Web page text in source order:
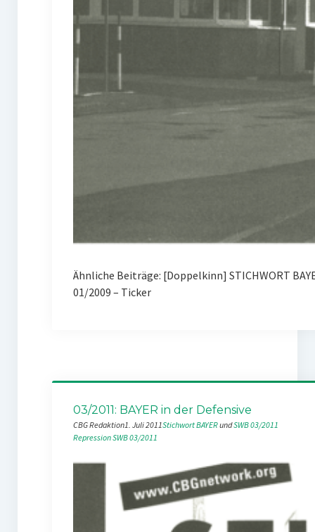
Ähnliche Beiträge: [Doppelkinn] STICHWORT
01/2009 – Ticker
03/2011: BAYER in der Defensive
CBG Redaktion1. Juli 2011Stichwort BAYER und SWB 03/2011
RepressionSWB 03/2011